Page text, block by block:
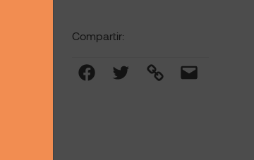
Compartir:
Facebook Twitter Link Mail